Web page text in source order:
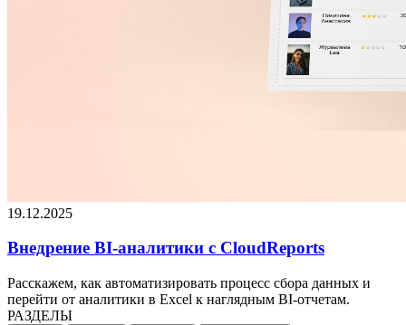
19.12.2025
Внедрение BI-аналитики с CloudReports
Расскажем, как автоматизировать процесс сбора данных и
перейти от аналитики в Excel к наглядным BI-отчетам.
РАЗДЕЛЫ